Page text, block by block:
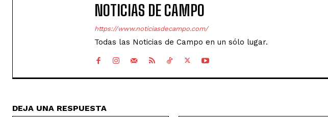
NOTICIAS DE CAMPO
https://www.noticiasdecampo.com/
Todas las Noticias de Campo en un sólo lugar.
DEJA UNA RESPUESTA